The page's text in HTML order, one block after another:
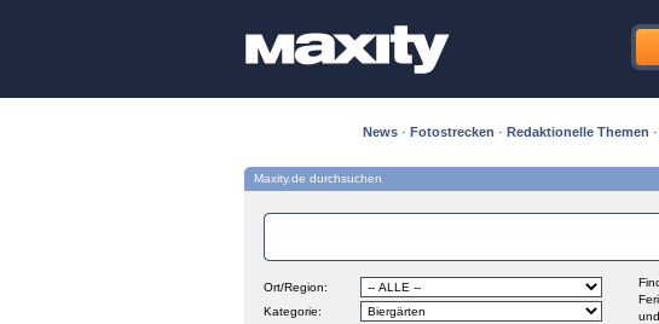
News · Fotostrecken · Redaktionelle Themen ·
Maxity.de durchsuchen
Ort/Region:
Kategorie: